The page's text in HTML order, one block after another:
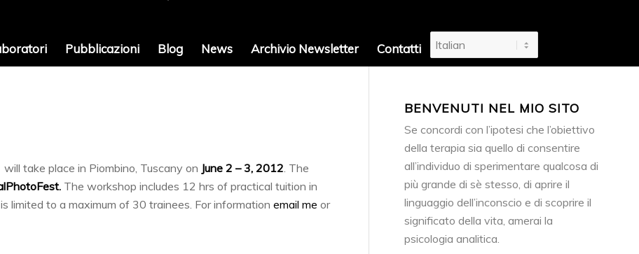
Pubblicazioni Blog News Archivio Newsletter Contatti
will take place in Piombino, Tuscany on June 2 – 3, 2012 . The
. The workshop includes 12 hrs of practical tuition in
to a maximum of 30 trainees. For information email me or
BENVENUTI NEL MIO SITO
Se concordi con l’ipotesi che l’obiettivo
della terapia sia quello di consentire
all’individuo di sperimentare qualcosa di
più grande di sè stesso, di aprire il
linguaggio dell’inconscio e di scoprire il
significato della vita, amerai la
psicologia analitica.